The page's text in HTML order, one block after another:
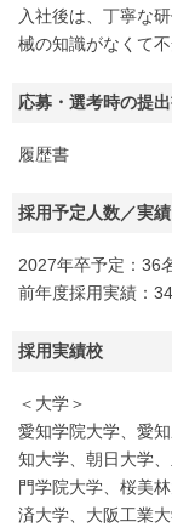
入社後は、丁寧な
械の知識がなくて
応募・選考時の提
履歴書
採用予定人数／実績
2027年卒予定：36
前年度採用実績：
採用実績校
＜大学＞
愛知学院大学、愛
知大学、朝日大学
門学院大学、桜美
済大学、大阪工業